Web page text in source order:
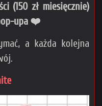
(150 zł miesięcznie)
upa ❤️
a każda kolejna